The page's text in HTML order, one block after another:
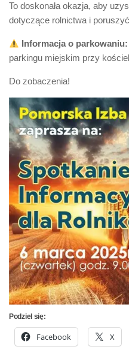
To doskonała okazja, aby
dotyczące rolnictwa i
Informacja o parkowaniu:
parkingu miejskim przy
Do zobaczenia!
Podziel się:
Facebook X